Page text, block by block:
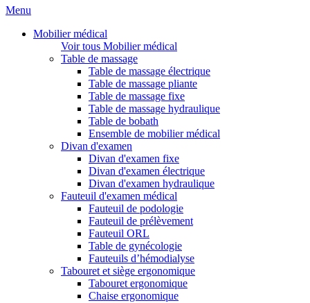
Menu
Mobilier médical
Voir tous Mobilier médical
Table de massage
Table de massage électrique
Table de massage pliante
Table de massage fixe
Table de massage hydraulique
Table de bobath
Ensemble de mobilier médical
Divan d'examen
Divan d'examen fixe
Divan d'examen électrique
Divan d'examen hydraulique
Fauteuil d'examen médical
Fauteuil de podologie
Fauteuil de prélèvement
Fauteuil ORL
Table de gynécologie
Fauteuils d’hémodialyse
Tabouret et siège ergonomique
Tabouret ergonomique
Chaise ergonomique